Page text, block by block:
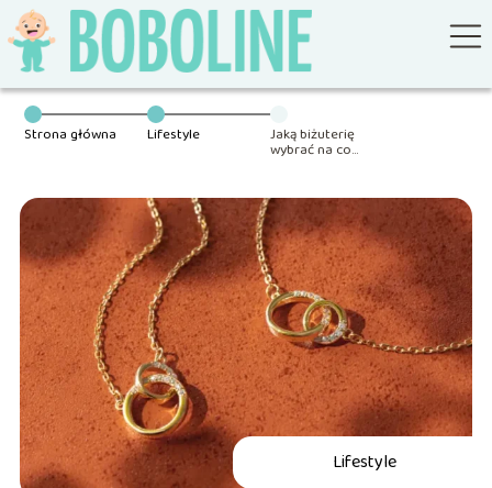
Strona główna Lifestyle Jaką biżuterię
wybrać na co
Lifestyle